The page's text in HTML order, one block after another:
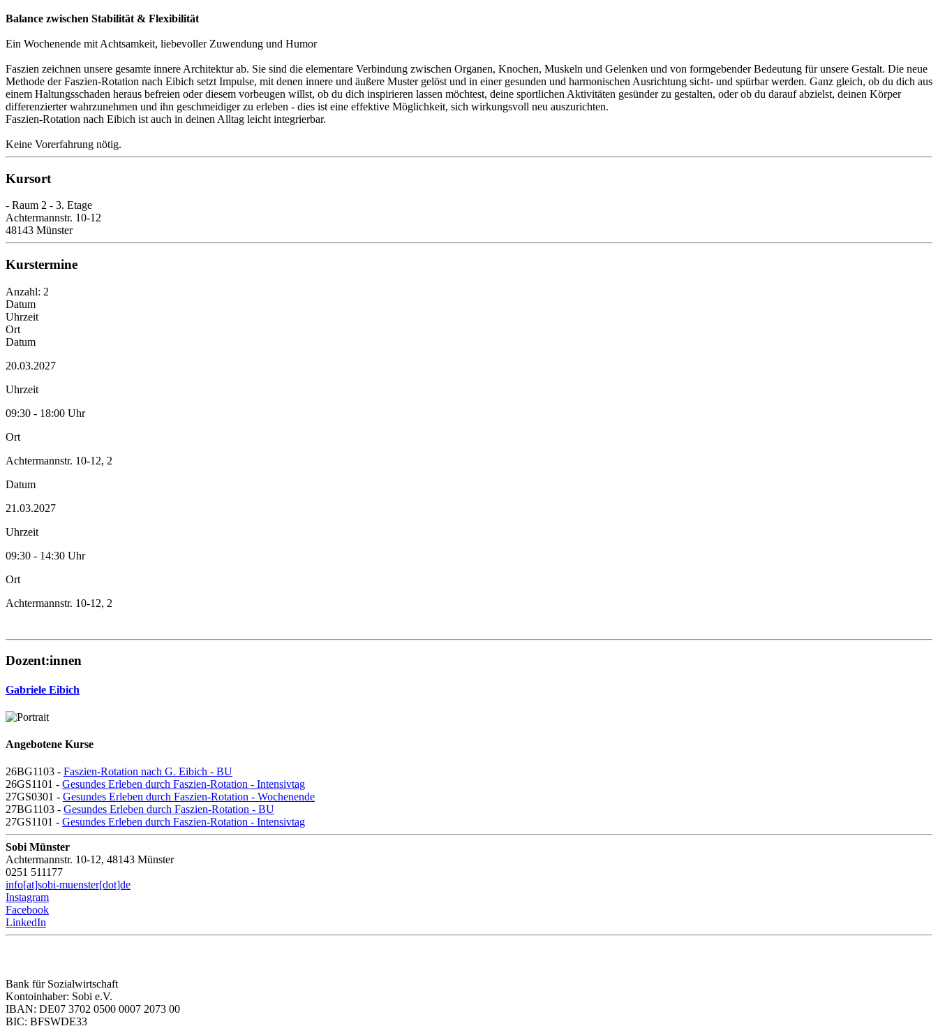
Balance zwischen Stabilität & Flexibilität
Ein Wochenende mit Achtsamkeit, liebevoller Zuwendung und Humor
Faszien zeichnen unsere gesamte innere Architektur ab. Sie sind die elementare Verbindung zwischen Organen, Knochen, Muskeln und Gelenken und von formgebender Bedeutung für unsere Gestalt. Die neue
Methode der Faszien-Rotation nach Eibich setzt Impulse, mit denen innere und äußere Muster gelöst und in einer gesunden und harmonischen Ausrichtung sicht- und spürbar werden. Ganz gleich, ob du dich aus
einem Haltungsschaden heraus befreien oder diesem vorbeugen willst, ob du dich inspirieren lassen möchtest, deine sportlichen Aktivitäten gesünder zu gestalten, oder ob du darauf abzielst, deinen Körper
differenzierter wahrzunehmen und ihn geschmeidiger zu erleben - dies ist eine effektive Möglichkeit, sich wirkungsvoll neu auszurichten.
Faszien-Rotation nach Eibich ist auch in deinen Alltag leicht integrierbar.
Keine Vorerfahrung nötig.
Kursort
- Raum 2 - 3. Etage
Achtermannstr. 10-12
48143 Münster
Kurstermine
Anzahl: 2
Datum
Uhrzeit
Ort
Datum
20.03.2027
Uhrzeit
09:30 - 18:00 Uhr
Ort
Achtermannstr. 10-12, 2
Datum
21.03.2027
Uhrzeit
09:30 - 14:30 Uhr
Ort
Achtermannstr. 10-12, 2
Dozent:innen
Gabriele Eibich
Angebotene Kurse
26BG1103 - Faszien-Rotation nach G. Eibich - BU
26GS1101 - Gesundes Erleben durch Faszien-Rotation - Intensivtag
27GS0301 - Gesundes Erleben durch Faszien-Rotation - Wochenende
27BG1103 - Gesundes Erleben durch Faszien-Rotation - BU
27GS1101 - Gesundes Erleben durch Faszien-Rotation - Intensivtag
Sobi Münster
Achtermannstr. 10-12, 48143 Münster
0251 511177
info[at]sobi-muenster[dot]de
Instagram
Facebook
LinkedIn
Bank für Sozialwirtschaft
Kontoinhaber: Sobi e.V.
IBAN: DE07 3702 0500 0007 2073 00
BIC: BFSWDE33